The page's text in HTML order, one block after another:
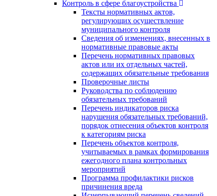
Контроль в сфере благоустройства
Тексты нормативных актов,
регулирующих осуществление
муниципального контроля
Сведения об изменениях, внесенных в
нормативные правовые акты
Перечень нормативных правовых
актов или их отдельных частей,
содержащих обязательные требования
Проверочные листы
Руководства по соблюдению
обязательных требований
Перечень индикаторов риска
нарушения обязательных требований,
порядок отнесения объектов контроля
к категориям риска
Перечень объектов контроля,
учитываемых в рамках формирования
ежегодного плана контрольных
мероприятий
Программа профилактики рисков
причинения вреда